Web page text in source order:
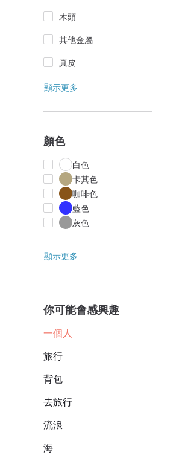
木頭
其他金屬
真皮
顯示更多
顏色
白色
卡其色
咖啡色
藍色
灰色
顯示更多
你可能會感興趣
一個人
旅行
背包
去旅行
流浪
海